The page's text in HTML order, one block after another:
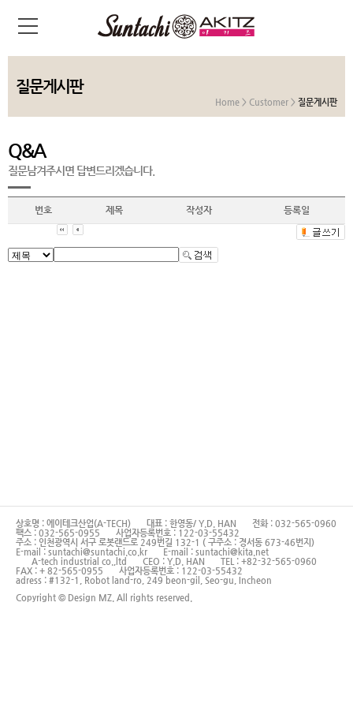
질문게시판
Home > Customer > 질문게시판
Q&A
질문남겨주시면 답변드리겠습니다.
번호 제목 작성자 등록일
상호명 : 에이테크산업(A-TECH) 대표 : 한영동/ Y.D. HAN
전화 : 032-565-0960
팩스 : 032-565-0955
사업자등록번호 : 122-03-55432
주소 : 인천광역시 서구 로봇랜드로 249번길 132-1 ( 구주소 : 경서동 673-46번지)
E-mail : suntachi@suntachi.co.kr
E-mail : suntachi@kita.net
A-tech industrial co.,ltd
CEO : Y.D. HAN
TEL : +82-32-565-0960
FAX : + 82-565-0955
사업자등록번호 : 122-03-55432
adress : #132-1, Robot land-ro, 249 beon-gil, Seo-gu, Incheon
Copyright © Design MZ. All rights reserved.